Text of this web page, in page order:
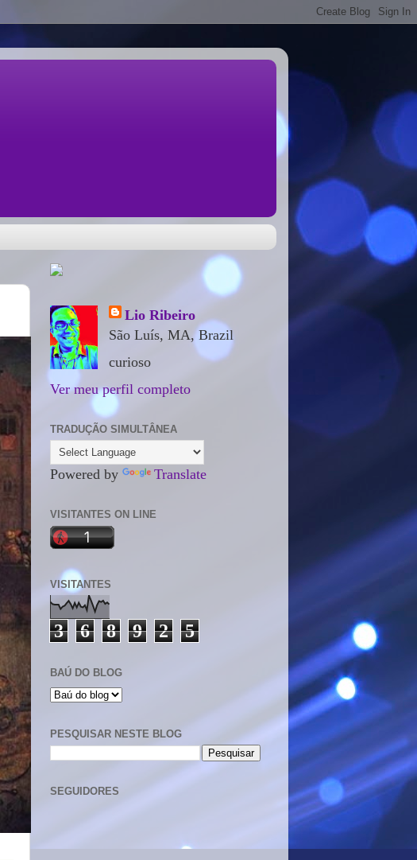
Lio Ribeiro
São Luís, MA, Brazil
curioso
Ver meu perfil completo
TRADUÇÃO SIMULTÂNEA
Powered by Translate
VISITANTES ON LINE
VISITANTES
3 6 8 9 2 5
BAÚ DO BLOG
PESQUISAR NESTE BLOG
SEGUIDORES